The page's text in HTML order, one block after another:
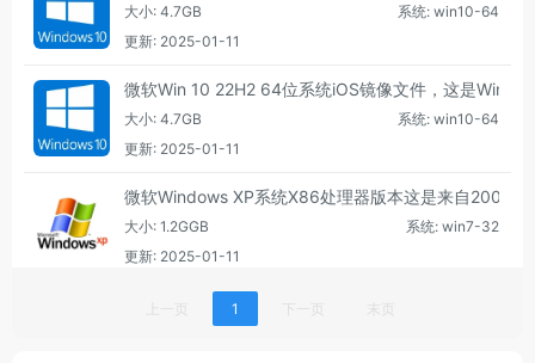
大小: 4.7GB
系统: win10-64
更新: 2025-01-11
微软Win 10 22H2 64位系统iOS镜像文件，这是Win
大小: 4.7GB
系统: win10-64
更新: 2025-01-11
微软Windows XP系统X86处理器版本这是来自2001年
大小: 1.2GGB
系统: win7-32
更新: 2025-01-11
上一页 1 下一页 末页